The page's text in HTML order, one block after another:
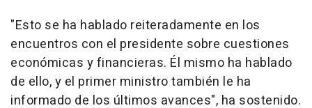
"Esto se ha hablado reiteradamente en los
encuentros con el presidente sobre cuestiones
económicas y financieras. Él mismo ha hablado
de ello, y el primer ministro también le ha
informado de los últimos avances", ha sostenido.